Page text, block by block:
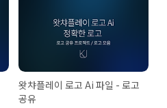
왓챠플레이 로고 Ai 파일 - 로고
공유